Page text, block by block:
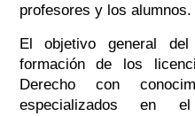
profesores y los alumnos.
El objetivo general
formación de los
Derecho con
especializados en